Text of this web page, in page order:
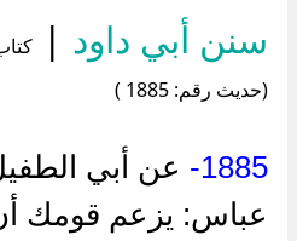
سنن أبي داود |
(حديث رقم: 1885 )
1885-
عن أبي
عباس: يزعم قومك